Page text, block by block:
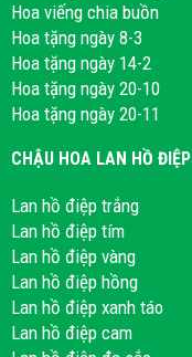
Hoa viếng chia buồn
Hoa tặng ngày 8-3
Hoa tặng ngày 14-2
Hoa tặng ngày 20-10
Hoa tặng ngày 20-11
CHẬU HOA LAN HỒ ĐIỆP
Lan hồ điệp trắng
Lan hồ điệp tím
Lan hồ điệp vàng
Lan hồ điệp hồng
Lan hồ điệp xanh táo
Lan hồ điệp cam